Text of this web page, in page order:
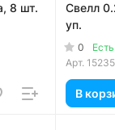
8 шт.
Свелл
уп.
0
Арт. 15235
В